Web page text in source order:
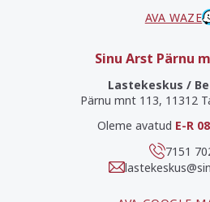
AVA WAZE
Sinu Arst Pärnu
Lastekeskus /
Pärnu mnt 113, 11312
Oleme avatud E-R
7151